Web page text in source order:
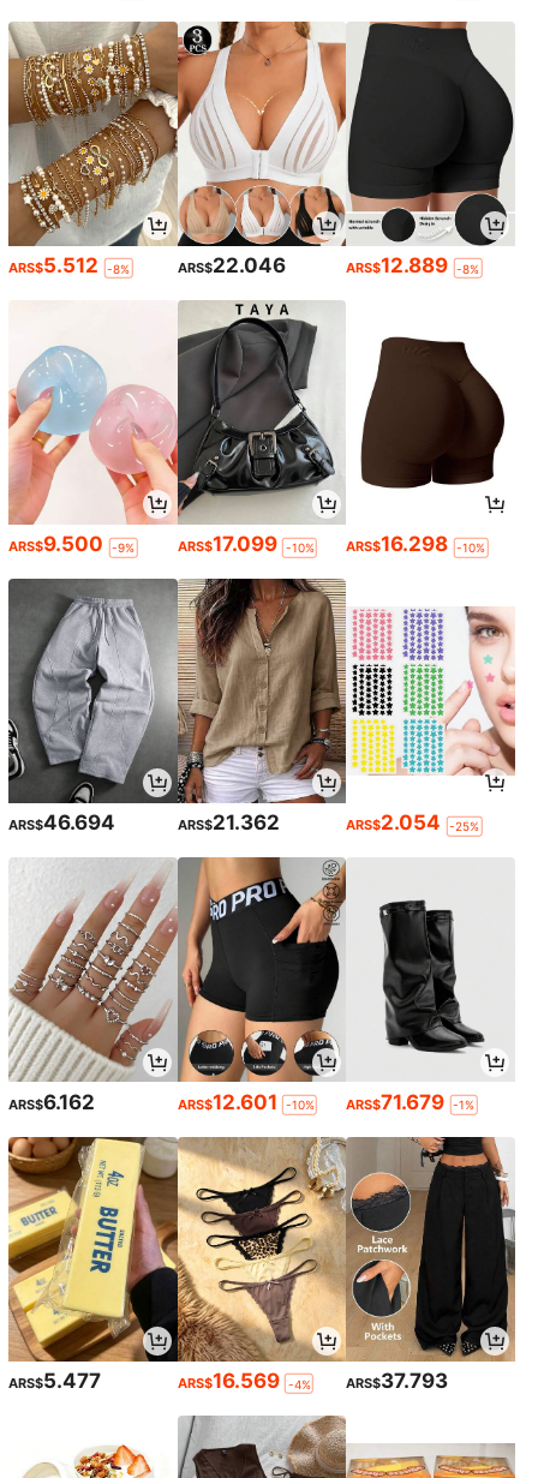
ARS$5.512 -8% ARS$22.046 ARS$12.889 -8%
ARS$9.500 -9% ARS$17.099 -10% ARS$16.298 -10%
ARS$46.694 ARS$21.362 ARS$2.054 -25%
ARS$6.162 ARS$12.601 -10% ARS$71.679 -1%
ARS$5.477 ARS$16.569 -4% ARS$37.793